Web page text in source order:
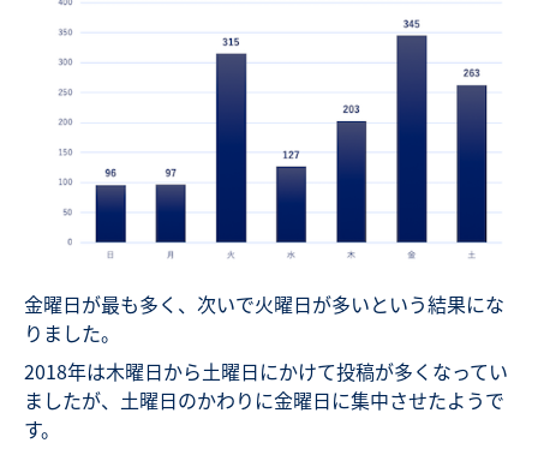
金曜日が最も多く、次いで火曜日が多いという結果にな
りました。
2018年は木曜日から土曜日にかけて投稿が多くなってい
ましたが、土曜日のかわりに金曜日に集中させたようで
す。